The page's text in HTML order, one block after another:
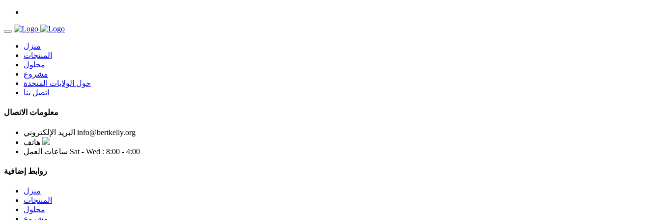
منزل
المنتجات
محلول
مشروع
حول الولايات المتحدة
اتصل بنا
معلومات الاتصال
البريد الإلكتروني info@bertkelly.org
هاتف
ساعات العمل Sat - Wed : 8:00 - 4:00
روابط إضافية
منزل
المنتجات
محلول